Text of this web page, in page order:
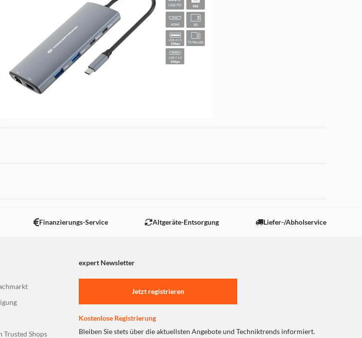
Finanzierungs-Service Altgeräte-Entsorgung Liefer-/Abholservice
expert Newsletter
Trusted Shops
Jetzt registrieren
Kostenlose Registrierung
Bleiben Sie stets über die aktuellsten Angebote und Techniktrends informiert.